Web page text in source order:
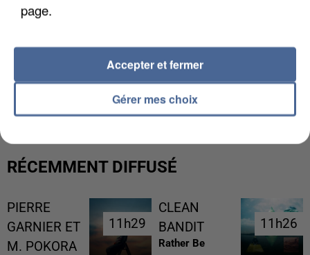
L’UN DES FONDATEURS SUPPOSÉS DE LA DZ
MAFIA INTERPELLÉ EN ALGÉRIE
RÉCEMMENT DIFFUSÉ
PIERRE
GARNIER ET
M. POKORA
11h29
11h29
CLEAN
BANDIT
Rather Be
11h26
11h26
page.
Gérer mes choix
Accepter et fermer